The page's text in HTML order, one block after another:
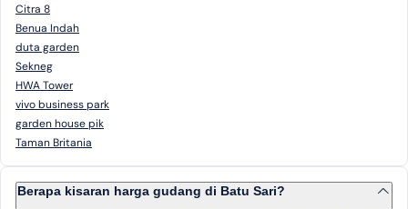
Citra 8
Benua Indah
duta garden
Sekneg
HWA Tower
vivo business park
garden house pik
Taman Britania
Berapa kisaran harga gudang di Batu Sari?